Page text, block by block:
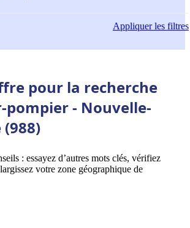
Appliquerles filtres
pour la recherche
pompier - Nouvelle-
: essayez d’autres mots clés, vérifiez
votre zone géographique de